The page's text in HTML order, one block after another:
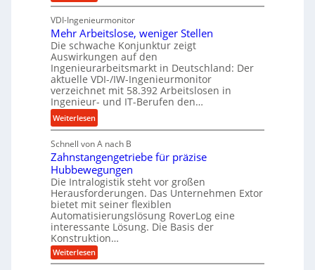
u
n
d
H
y
d
r
a
u
l
i
m
V
e
r
g
l
e
n
d
l
a
n
g
l
e
b
i
g
e
K
u
g
e
l
g
e
w
K
r
o
n
e
s
s
t
e
i
g
e
r
t
U
m
s
a
t
z
VDI-Ingenieurmonitor
Mehr Arbeitslose, weniger Stellen
Die schwache Konjunktur zeigt
Auswirkungen auf den
Ingenieurarbeitsmarkt in Deutschland: Der
aktuelle VDI-/IW-Ingenieurmonitor
verzeichnet mit 58.392 Arbeitslosen in
Ingenieur- und IT-Berufen den…
Weiterlesen:
M
e
h
r
A
r
b
e
i
t
s
Schnell von A nach B
Zahnstangengetriebe für präzise
Hubbewegungen
Die Intralogistik steht vor großen
Herausforderungen. Das Unternehmen Extor
bietet mit seiner flexiblen
Automatisierungslösung RoverLog eine
interessante Lösung. Die Basis der
Konstruktion…
Weiterlesen:
Z